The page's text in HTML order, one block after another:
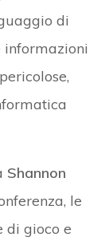
di
informazioni
Shannon
le
di gioco e